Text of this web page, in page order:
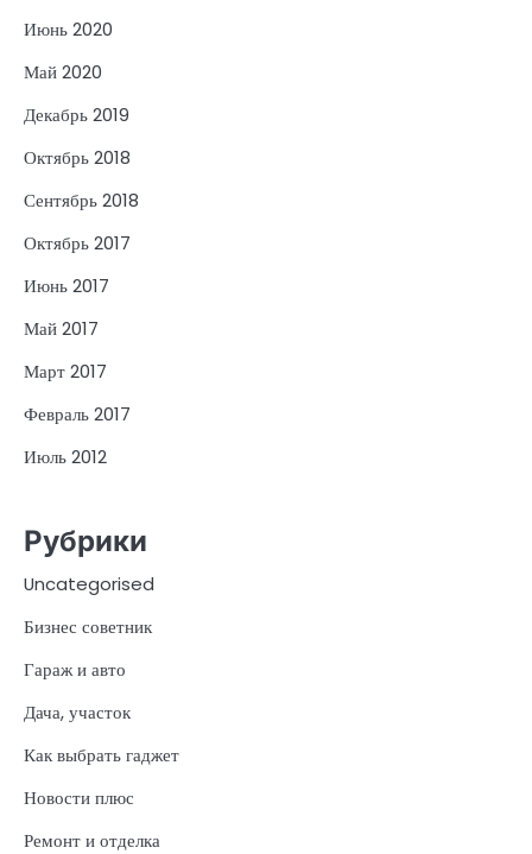
Июнь 2020
Май 2020
Декабрь 2019
Октябрь 2018
Сентябрь 2018
Октябрь 2017
Июнь 2017
Май 2017
Март 2017
Февраль 2017
Июль 2012
Рубрики
Uncategorised
Бизнес советник
Гараж и авто
Дача, участок
Как выбрать гаджет
Новости плюс
Ремонт и отделка